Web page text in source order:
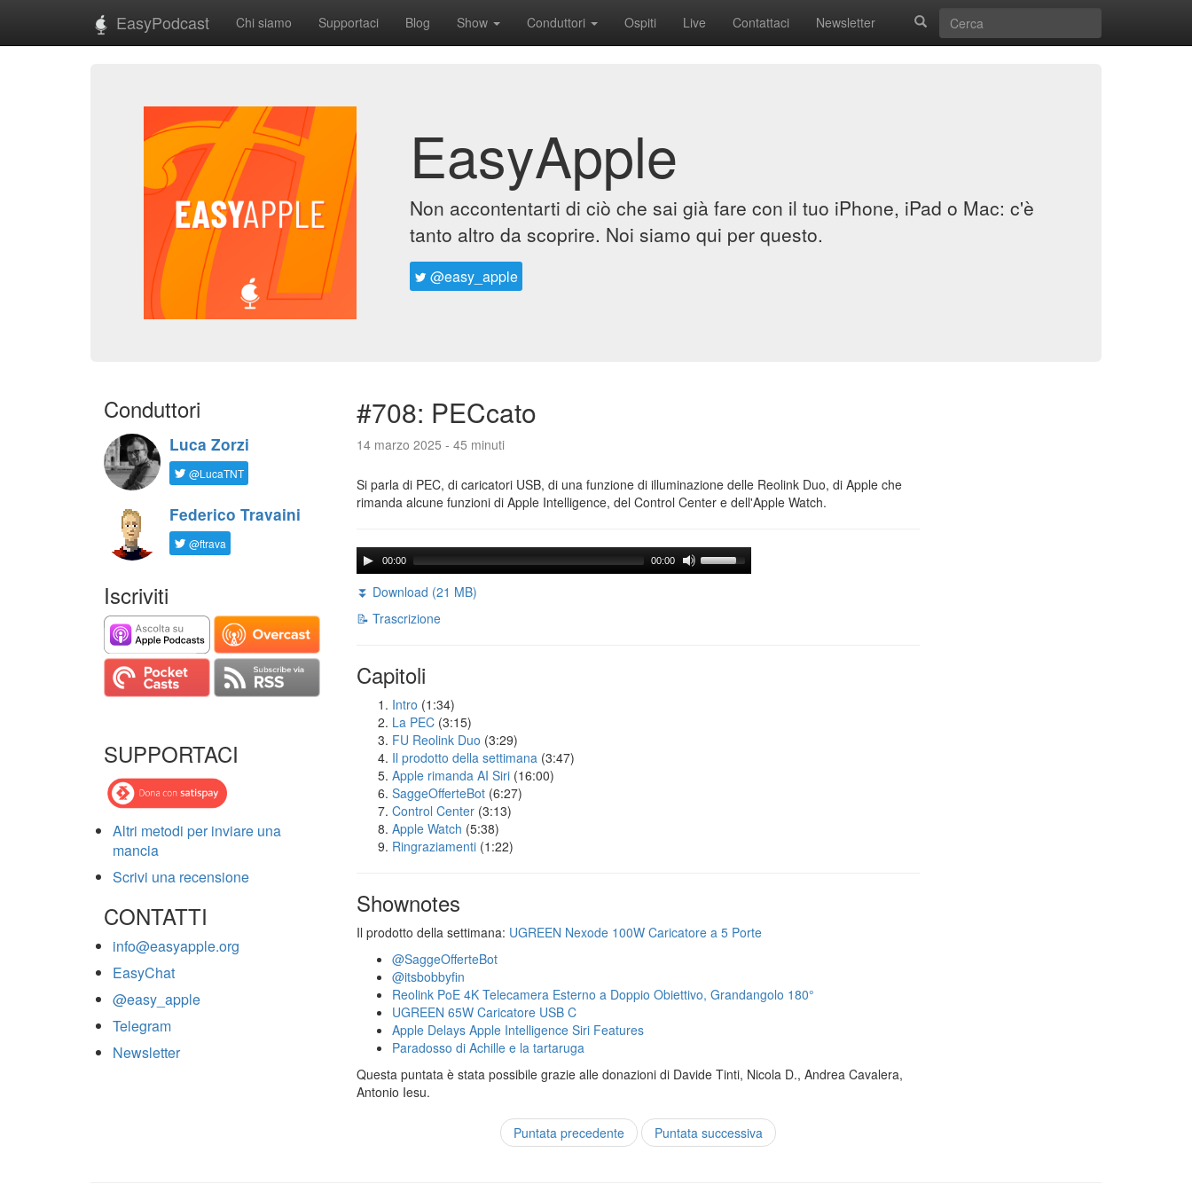
EasyPodcast Chi siamo Supportaci Blog Show Conduttori Ospiti Live Contattaci Newsletter
EasyApple
Non accontentarti di ciò che sai già fare con il tuo iPhone, iPad o Mac: c'è
tanto altro da scoprire. Noi siamo qui per questo.
@easy_apple
Conduttori
Luca Zorzi
@LucaTNT
Federico Travaini
@ftrava
Iscriviti
SUPPORTACI
Altri metodi per inviare una
mancia
Scrivi una recensione
CONTATTI
info@easyapple.org
EasyChat
@easy_apple
Telegram
Newsletter
#708: PECcato
14 marzo 2025 - 45 minuti
Si parla di PEC, di caricatori USB, di una funzione di illuminazione delle Reolink Duo, di Apple che
rimanda alcune funzioni di Apple Intelligence, del Control Center e dell'Apple Watch.
00:00 00:00
⏬ Download (21 MB)
📝 Trascrizione
Capitoli
Intro (1:34)
La PEC (3:15)
FU Reolink Duo (3:29)
Il prodotto della settimana (3:47)
Apple rimanda AI Siri (16:00)
SaggeOfferteBot (6:27)
Control Center (3:13)
Apple Watch (5:38)
Ringraziamenti (1:22)
Shownotes
Il prodotto della settimana: UGREEN Nexode 100W Caricatore a 5 Porte
@SaggeOfferteBot
@itsbobbyfin
Reolink PoE 4K Telecamera Esterno a Doppio Obiettivo, Grandangolo 180°
UGREEN 65W Caricatore USB C
Apple Delays Apple Intelligence Siri Features
Paradosso di Achille e la tartaruga
Questa puntata è stata possibile grazie alle donazioni di Davide Tinti, Nicola D., Andrea Cavalera,
Antonio Iesu.
Puntata precedente Puntata successiva